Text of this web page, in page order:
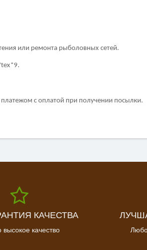
или ремонта рыболовных сетей.
с оплатой при получении посылки.
КАЧЕСТВА
высокое качество